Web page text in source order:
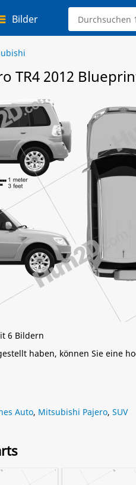
Bilder
TR4 2012
6 Bildern
haben, können Sie eine
Auto, Mitsubishi Pajero, SUV